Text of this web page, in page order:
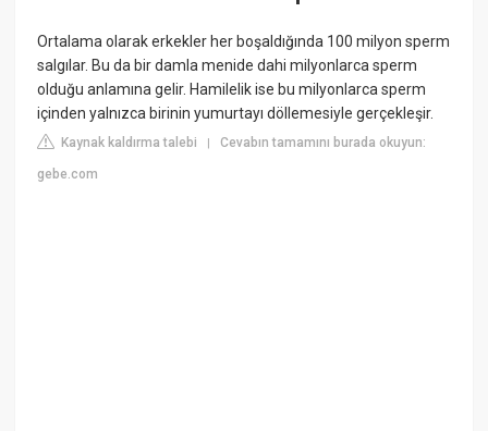
Ortalama olarak erkekler her boşaldığında 100 milyon sperm
salgılar. Bu da bir damla menide dahi milyonlarca sperm
olduğu anlamına gelir. Hamilelik ise bu milyonlarca sperm
içinden yalnızca birinin yumurtayı döllemesiyle gerçekleşir.
Kaynak kaldırma talebi |Cevabın tamamını burada okuyun:
gebe.com